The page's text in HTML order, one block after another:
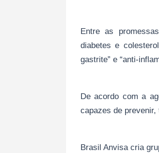
Entre as
diabetes e
gastrite” e “anti-
De acordo com a
capazes de
Brasil Anvisa cria